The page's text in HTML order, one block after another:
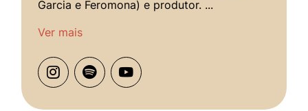
Garcia e Feromona) e produtor. ...
Ver mais